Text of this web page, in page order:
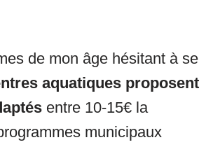
de mon âge hésitant à se
aquatiques proposent
entre 10-15€ la
municipaux